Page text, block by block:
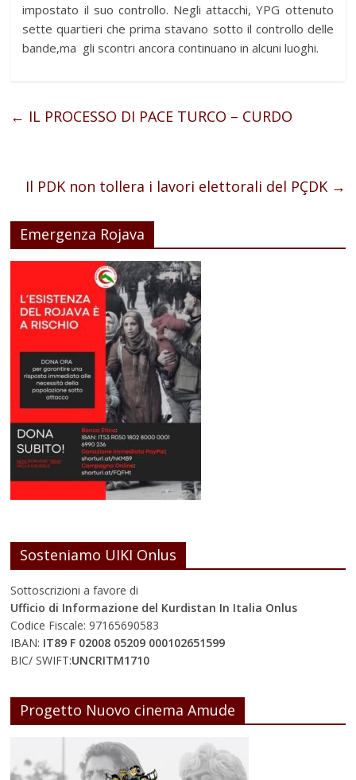
impostato il suo controllo. Negli attacchi, YPG ottenuto
sette quartieri che prima stavano sotto il controllo delle
bande,ma gli scontri ancora continuano in alcuni luoghi.
← IL PROCESSO DI PACE TURCO – CURDO
Il PDK non tollera i lavori elettorali del PÇDK →
Emergenza Rojava
Sosteniamo UIKI Onlus
Sottoscrizioni a favore di
Ufficio di Informazione del Kurdistan In Italia Onlus
Codice Fiscale: 97165690583
IBAN: IT89 F 02008 05209 000102651599
BIC/ SWIFT:UNCRITM1710
Progetto Nuovo cinema Amude